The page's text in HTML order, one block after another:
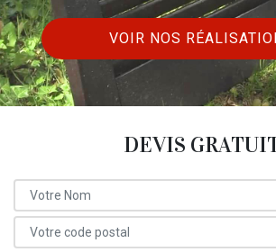
VOIR NOS
DEVIS